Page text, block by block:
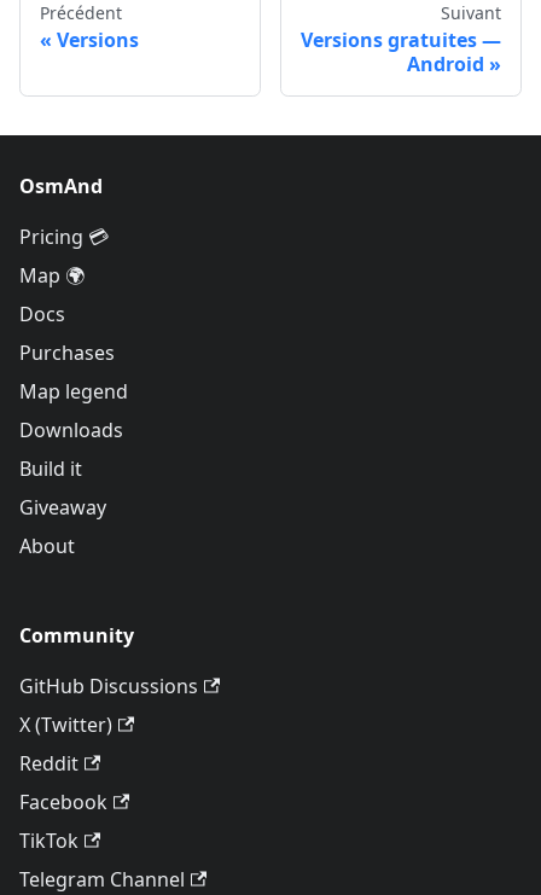
Précédent
Versions
Suivant
Versions gratuites —
Android
OsmAnd
Pricing 💳
Map 🌍
Docs
Purchases
Map legend
Downloads
Build it
Giveaway
About
Community
GitHub Discussions
X (Twitter)
Reddit
Facebook
TikTok
Telegram Channel